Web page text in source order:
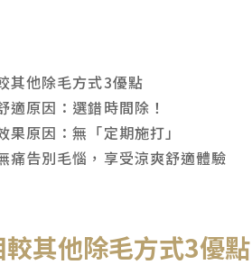
其他除毛方式3優點
適原因：選錯時間除！
果原因：無「定期施打」
痛告別毛惱，享受涼爽舒適體驗
其他除毛方式3優點